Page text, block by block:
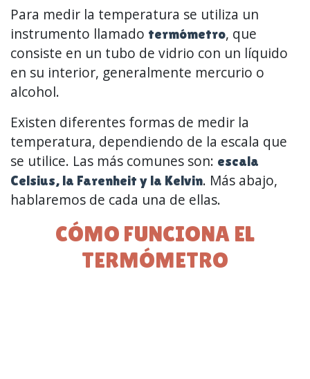
Para medir la temperatura se utiliza un
instrumento llamado termómetro, que
consiste en un tubo de vidrio con un líquido
en su interior, generalmente mercurio o
alcohol.
Existen diferentes formas de medir la
temperatura, dependiendo de la escala que
se utilice. Las más comunes son: escala
Celsius, la Farenheit y la Kelvin. Más abajo,
hablaremos de cada una de ellas.
CÓMO FUNCIONA EL
TERMÓMETRO